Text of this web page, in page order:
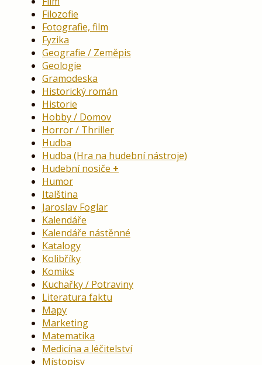
Filozofie
Fotografie, film
Fyzika
Geografie / Zeměpis
Geologie
Gramodeska
Historický román
Historie
Hobby / Domov
Horror / Thriller
Hudba
Hudba (Hra na hudební nástroje)
Hudební nosiče
Humor
Italština
Jaroslav Foglar
Kalendáře
Kalendáře nástěnné
Katalogy
Kolibříky
Komiks
Kuchařky / Potraviny
Literatura faktu
Mapy
Marketing
Matematika
Medicína a léčitelství
Místopisy